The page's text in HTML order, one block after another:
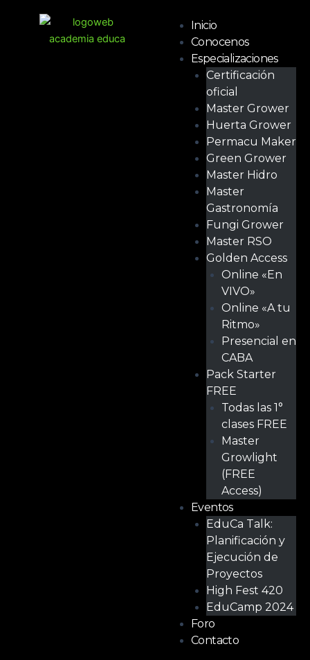
Inicio
Conocenos
Especializaciones
Certificación
oficial
Master Grower
Huerta Grower
Permacu Maker
Green Grower
Master Hidro
Master
Gastronomía
Fungi Grower
Master RSO
Golden Access
Online «En
VIVO»
Online «A tu
Ritmo»
Presencial en
CABA
Pack Starter
FREE
Todas las 1°
clases FREE
Master
Growlight
(FREE
Access)
Eventos
EduCa Talk:
Planificación y
Ejecución de
Proyectos
High Fest 420
EduCamp 2024
Foro
Contacto
Menú